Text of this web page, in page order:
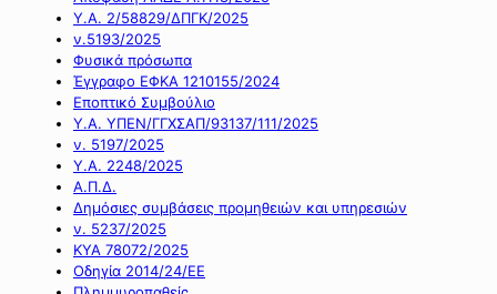
Υ.Α. 2/58829/ΔΠΓΚ/2025
ν.5193/2025
Φυσικά πρόσωπα
Έγγραφο ΕΦΚΑ 1210155/2024
Εποπτικό Συμβούλιο
Υ.Α. ΥΠΕΝ/ΓΓΧΣΑΠ/93137/111/2025
ν. 5197/2025
Υ.Α. 2248/2025
Α.Π.Δ.
Δημόσιες συμβάσεις προμηθειών και υπηρεσιών
ν. 5237/2025
ΚΥΑ 78072/2025
Οδηγία 2014/24/ΕΕ